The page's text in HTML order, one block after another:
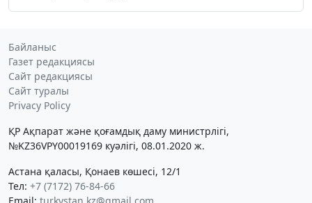
Байланыс
Газет редакциясы
Сайт редакциясы
Сайт туралы
Privacy Policy
ҚР Ақпарат және қоғамдық даму министрлігі,
№KZ36VPY00019169 куәлігі, 08.01.2020 ж.
Астана қаласы, Қонаев көшесі, 12/1
Тел: +7 (7172) 76-84-66